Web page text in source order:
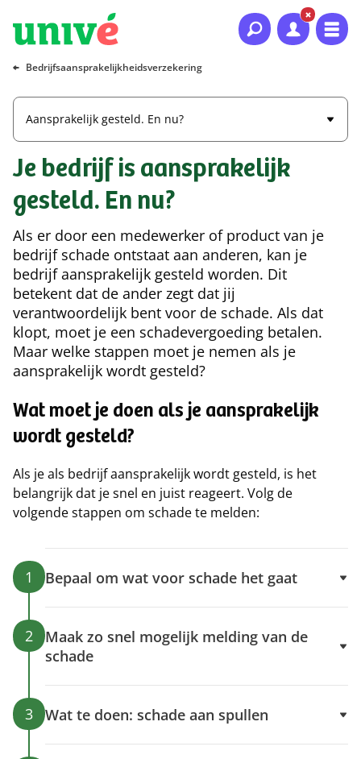
Naar hoofdinhoud
Naar hoofdnavigatie
Naar footer
Bedrijfsaansprakelijkheidsverzekering
Aansprakelijk gesteld. En nu?
Je bedrijf is aansprakelijk
gesteld. En nu?
Als er door een medewerker of product van je
bedrijf schade ontstaat aan anderen, kan je
bedrijf aansprakelijk gesteld worden. Dit
betekent dat de ander zegt dat jij
verantwoordelijk bent voor de schade. Als dat
klopt, moet je een schadevergoeding betalen.
Maar welke stappen moet je nemen als je
aansprakelijk wordt gesteld?
Wat moet je doen als je aansprakelijk
wordt gesteld?
Als je als bedrijf aansprakelijk wordt gesteld, is het
belangrijk dat je snel en juist reageert. Volg de
volgende stappen om schade te melden:
1 Bepaal om wat voor schade het gaat
2
Maak zo snel mogelijk melding van de
schade
3 Wat te doen: schade aan spullen